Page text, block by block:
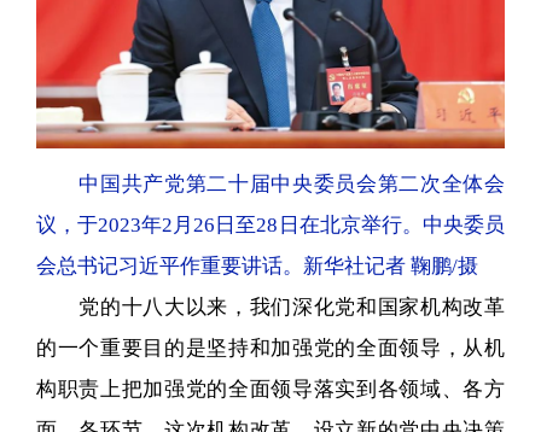
中国共产党第二十届中央委员会第二次全体会
议，于2023年2月26日至28日在北京举行。中央委员
会总书记习近平作重要讲话。新华社记者 鞠鹏/摄
党的十八大以来，我们深化党和国家机构改革
的一个重要目的是坚持和加强党的全面领导，从机
构职责上把加强党的全面领导落实到各领域、各方